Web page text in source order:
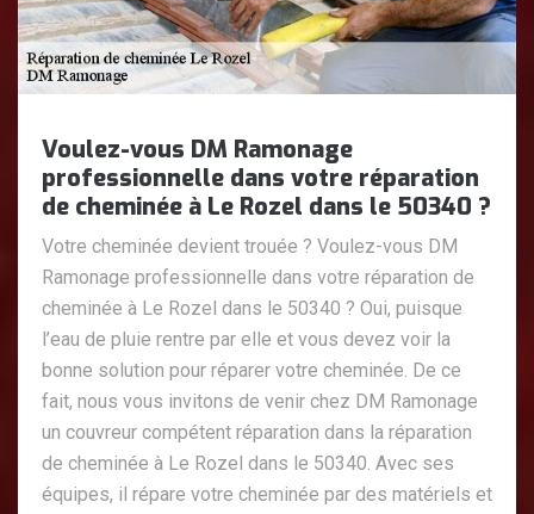
Voulez-vous DM Ramonage
professionnelle dans votre réparation
de cheminée à Le Rozel dans le 50340 ?
Votre cheminée devient trouée ? Voulez-vous DM
Ramonage professionnelle dans votre réparation de
cheminée à Le Rozel dans le 50340 ? Oui, puisque
l’eau de pluie rentre par elle et vous devez voir la
bonne solution pour réparer votre cheminée. De ce
fait, nous vous invitons de venir chez DM Ramonage
un couvreur compétent réparation dans la réparation
de cheminée à Le Rozel dans le 50340. Avec ses
équipes, il répare votre cheminée par des matériels et